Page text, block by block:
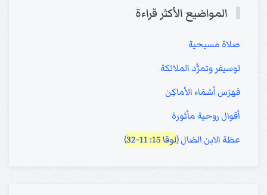
المواضيع الأكثر قراءة
صلاة مسيحية
لوسيفر وتمرُّد الملائكة
فهرَس أسْمَاء الأماكِن
أقوال روحية مأثورة
عظة الابن الضال (لوقا 15: 11-32 )